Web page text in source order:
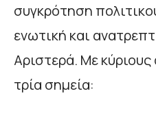
συγκρότηση
ενωτική και
Αριστερά. Με
τρία σημεία: